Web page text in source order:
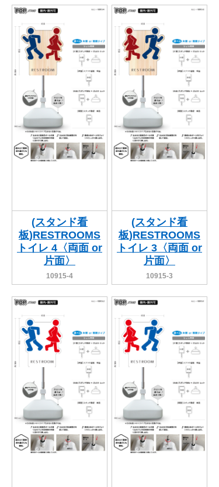
(スタンド看
板)RESTROOMS
トイレ 4〈両面 or
片面〉
10915-4
(スタンド看
板)RESTROOMS
トイレ 3〈両面 or
片面〉
10915-3